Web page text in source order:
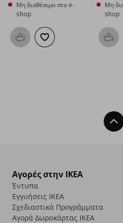
Μη διαθέσιμο στο e-
shop
Προσθήκη στο καλάθι
Προσθήκη στα
Μη
shop
Αγορές στην IKEA
Έντυπα
Εγγυήσεις IKEA
Σχεδιαστικά Προγράμματα
Αγορά Δωρoκάρτας IKEA